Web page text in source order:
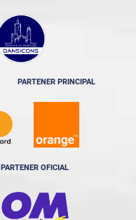
PARTENER PRINCIPAL
PARTENER OFICIAL